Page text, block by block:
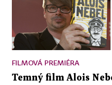
FILMOVÁ PREMIÉRA
Temný film Alois